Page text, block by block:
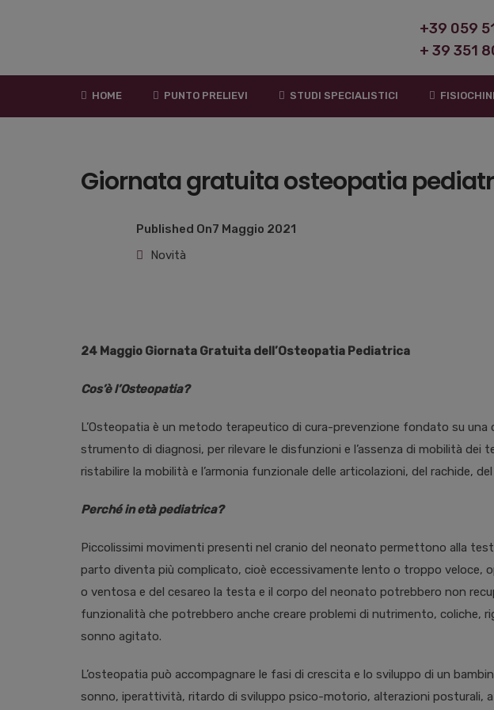
+39 059
+ 39 351
HOME PUNTO PRELIEVI STUDI SPECIALISTICI
Giornata gratuita osteopatia
Published On7 Maggio 2021
Novità
24 Maggio Giornata Gratuita dell’Osteopatia Pediatrica
Cos’è l’Osteopatia?
L’Osteopatia è un metodo terapeutico di cura-prevenzione fondato su una
strumento di diagnosi, per rilevare le disfunzioni e l’assenza di mobilità dei
ristabilire la mobilità e l’armonia funzionale delle articolazioni, del rachide,
Perchéin età pediatrica?
Piccolissimi movimenti presenti nel cranio del neonato permettono alla
parto diventa più complicato, cioè eccessivamente lento o troppo veloce,
o ventosa e del cesareo la testa e il corpo del neonato potrebbero non
funzionalità che potrebbero anche creare problemi di nutrimento,
sonno agitato.
L’osteopatia può accompagnare le fasi di crescita e lo sviluppo di un
sonno, iperattività, ritardo di sviluppo psico-motorio, alterazioni posturali,